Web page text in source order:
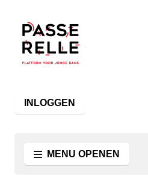
INLOGGEN
MENU OPENEN